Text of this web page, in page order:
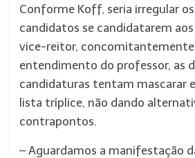
Conforme Koff, seria irregular
candidatos se candidatarem
vice-reitor,
entendimento do professor, as
candidaturas tentam mascarar
lista tríplice, não dando
contrapontos.
– Aguardamos a manifestação